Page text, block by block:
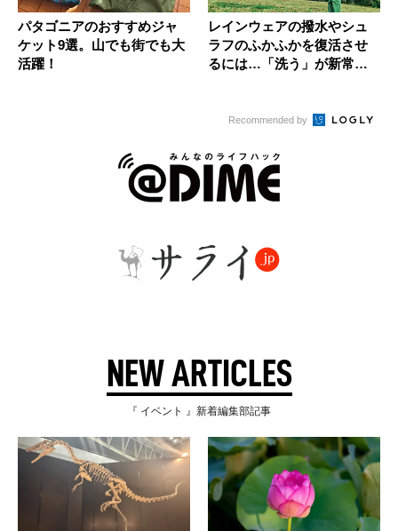
パタゴニアのおすすめジャ
ケット9選。山でも街でも大
活躍！
レインウェアの撥水やシュ
ラフのふかふかを復活させ
るには…「洗う」が新常識
Recommended by
NEW ARTICLES
『 イベント 』新着編集部記事